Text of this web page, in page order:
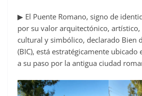
▶ El Puente Romano, signo de
por su valor arquitectónico,
cultural y simbólico, declarado Bien
(BIC), está estratégicamente ubicado
a su paso por la antigua ciudad